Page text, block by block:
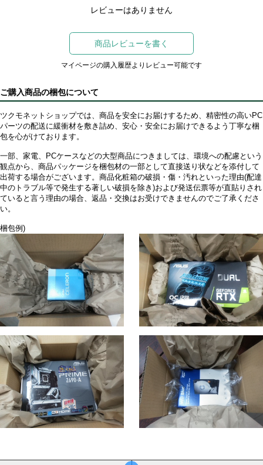
レビューはありません
商品レビューを書く
マイページの購入履歴よりレビュー可能です
ご購入商品の梱包について
ツクモネットショップでは、商品を安全にお届けするため、精密性の高いPC
パーツの配送に緩衝材を敷き詰め、安心・安全にお届けできるよう丁寧な梱
包を心がけております。
一部、家電、PCケースなどの大型商品につきましては、環境への配慮という
観点から、商品パッケージを梱包材の一部として直接送り状などを添付して
出荷する場合がございます。商品化粧箱の破損・傷・汚れといった理由(配達
中のトラブル等で発生する著しい破損を除き)および発送伝票等が直貼りされ
ていると言う理由の場合、返品・交換はお受けできませんのでご了承くださ
い。
梱包例)